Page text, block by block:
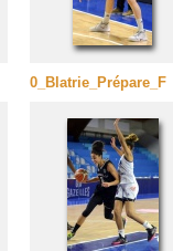
0_Blatrie_Prépare_F